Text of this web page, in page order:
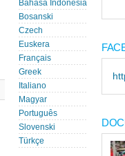
Bahasa Indonesia
Bosanski
Czech
Euskera
Français
Greek
Italiano
Magyar
Português
Slovenski
Türkçe